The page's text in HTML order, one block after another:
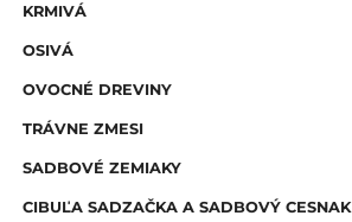
KRMIVÁ
OSIVÁ
OVOCNÉ DREVINY
TRÁVNE ZMESI
SADBOVÉ ZEMIAKY
CIBUĽA SADZAČKA A SADBOVÝ CESNAK